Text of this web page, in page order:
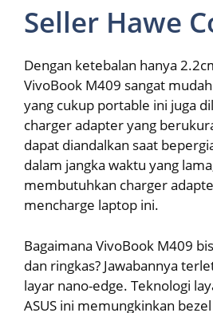
Seller Hawe
Dengan ketebalan hanya
VivoBook M409 sangat
yang cukup portable ini juga
charger adapter yang
dapat diandalkan saat
dalam jangka waktu yang
membutuhkan charger
mencharge laptop ini.
Bagaimana VivoBook M409
dan ringkas? Jawabannya
layar nano-edge. Teknologi
ASUS ini memungkinkan